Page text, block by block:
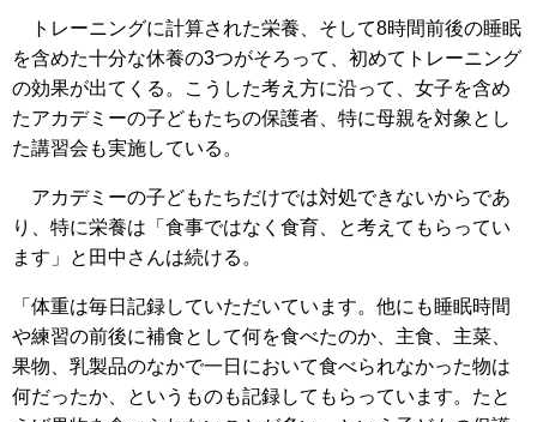
トレーニングに計算された栄養、そして8時間前後の睡眠
を含めた十分な休養の3つがそろって、初めてトレーニング
の効果が出てくる。こうした考え方に沿って、女子を含め
たアカデミーの子どもたちの保護者、特に母親を対象とし
た講習会も実施している。
アカデミーの子どもたちだけでは対処できないからであ
り、特に栄養は「食事ではなく食育、と考えてもらってい
ます」と田中さんは続ける。
「体重は毎日記録していただいています。他にも睡眠時間
や練習の前後に補食として何を食べたのか、主食、主菜、
果物、乳製品のなかで一日において食べられなかった物は
何だったか、というものも記録してもらっています。たと